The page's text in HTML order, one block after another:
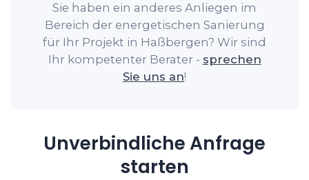
Sie haben ein anderes Anliegen im
Bereich der energetischen Sanierung
für Ihr Projekt in Haßbergen? Wir sind
Ihr kompetenter Berater - sprechen
Sie uns an!
Unverbindliche Anfrage
starten